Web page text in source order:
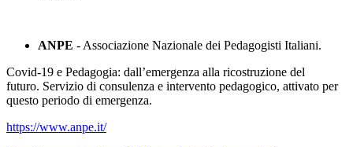
ANPE - Associazione Nazionale dei Pedagogisti Italiani.
Covid-19 e Pedagogia: dall’emergenza alla ricostruzione del
futuro. Servizio di consulenza e intervento pedagogico, attivato per
questo periodo di emergenza.
https://www.anpe.it/